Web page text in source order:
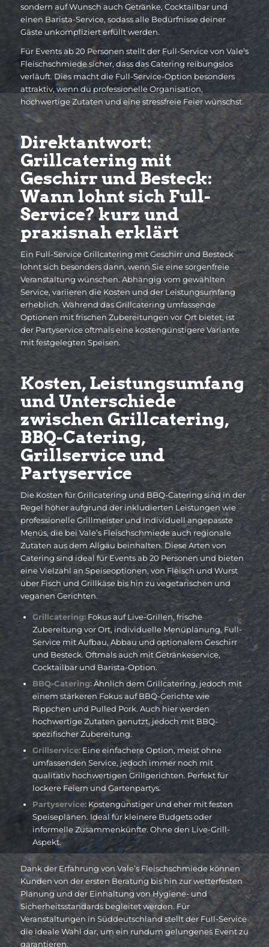
sondern auf Wunsch auch Getränke, Cocktailbar und
einen Barista-Service, sodass alle Bedürfnisse deiner
Gäste unkompliziert erfüllt werden.
Für Events ab 20 Personen stellt der Full-Service von Vale’s
Fleischschmiede sicher, dass das Catering reibungslos
verläuft. Dies macht die Full-Service-Option besonders
attraktiv, wenn du professionelle Organisation,
hochwertige Zutaten und eine stressfreie Feier wünschst.
Direktantwort:
Grillcatering mit
Geschirr und Besteck:
Wann lohnt sich Full-
Service? kurz und
praxisnah erklärt
Ein Full-Service Grillcatering mit Geschirr und Besteck
lohnt sich besonders dann, wenn Sie eine sorgenfreie
Veranstaltung wünschen. Abhängig vom gewählten
Service, variieren die Kosten und der Leistungsumfang
erheblich. Während das Grillcatering umfassende
Optionen mit frischen Zubereitungen vor Ort bietet, ist
der Partyservice oftmals eine kostengünstigere Variante
mit festgelegten Speisen.
Kosten, Leistungsumfang
und Unterschiede
zwischen Grillcatering,
BBQ-Catering,
Grillservice und
Partyservice
Die Kosten für Grillcatering und BBQ-Catering sind in der
Regel höher aufgrund der inkludierten Leistungen wie
professionelle Grillmeister und individuell angepasste
Menüs, die bei Vale’s Fleischschmiede auch regionale
Zutaten aus dem Allgäu beinhalten. Diese Arten von
Catering sind ideal für Events ab 20 Personen und bieten
eine Vielzahl an Speiseoptionen, von Fleisch und Wurst
über Fisch und Grillkäse bis hin zu vegetarischen und
veganen Gerichten.
Grillcatering:Fokus auf Live-Grillen, frische
Zubereitung vor Ort, individuelle Menüplanung, Full-
Service mit Aufbau, Abbau und optionalem Geschirr
und Besteck. Oftmals auch mit Getränkeservice,
Cocktailbar und Barista-Option.
BBQ-Catering:Ähnlich dem Grillcatering, jedoch mit
einem stärkeren Fokus auf BBQ-Gerichte wie
Rippchen und Pulled Pork. Auch hier werden
hochwertige Zutaten genutzt, jedoch mit BBQ-
spezifischer Zubereitung.
Grillservice:Eine einfachere Option, meist ohne
umfassenden Service, jedoch immer noch mit
qualitativ hochwertigen Grillgerichten. Perfekt für
lockere Feiern und Gartenpartys.
Partyservice:Kostengünstiger und eher mit festen
Speiseplänen. Ideal für kleinere Budgets oder
informelle Zusammenkünfte. Ohne den Live-Grill-
Aspekt.
Dank der Erfahrung von Vale’s Fleischschmiede können
Kunden von der ersten Beratung bis hin zur wetterfesten
Planung und der Einhaltung von Hygiene- und
Sicherheitsstandards begleitet werden. Für
Veranstaltungen in Süddeutschland stellt der Full-Service
die ideale Wahl dar, um ein rundum gelungenes Event zu
garantieren.